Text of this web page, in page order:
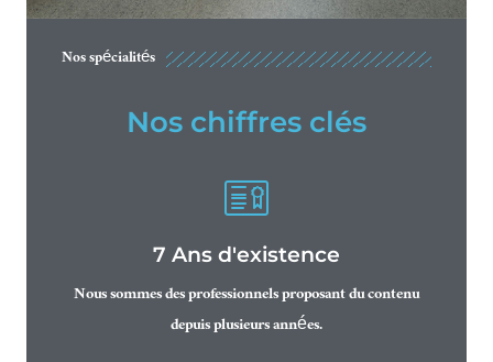
Nos spécialités
Nos chiffres clés
7 Ans d'existence
Nous sommes des professionnels proposant du contenu
depuis plusieurs années.